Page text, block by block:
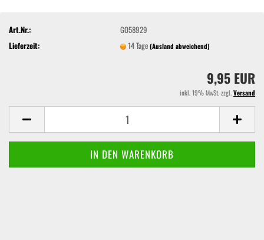
Art.Nr.:
GO58929
Lieferzeit:
14 Tage(Ausland abweichend)
9,95 EUR
inkl. 19% MwSt. zzgl.Versand